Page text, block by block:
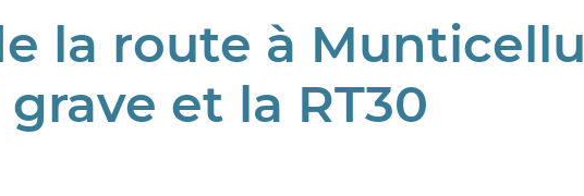
la route à Munticellu
et la RT30